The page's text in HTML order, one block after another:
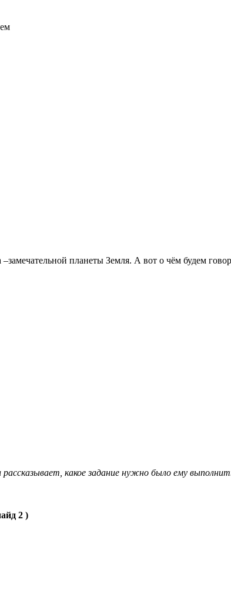
планеты Земля. А вот о чём будем
рассказывает, какое задание нужно было ему
2 )